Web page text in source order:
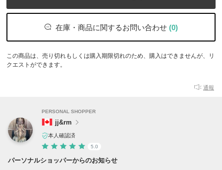
在庫・商品に関するお問い合わせ (0)
この商品は、売り切れもしくは購入期限切れのため、購入はできませんが、リ
クエストができます。
通報
PERSONAL SHOPPER
jj&rm
本人確認済
5.0
パーソナルショッパーからのお知らせ